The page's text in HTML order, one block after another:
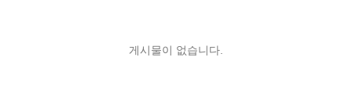
게시물이 없습니다.